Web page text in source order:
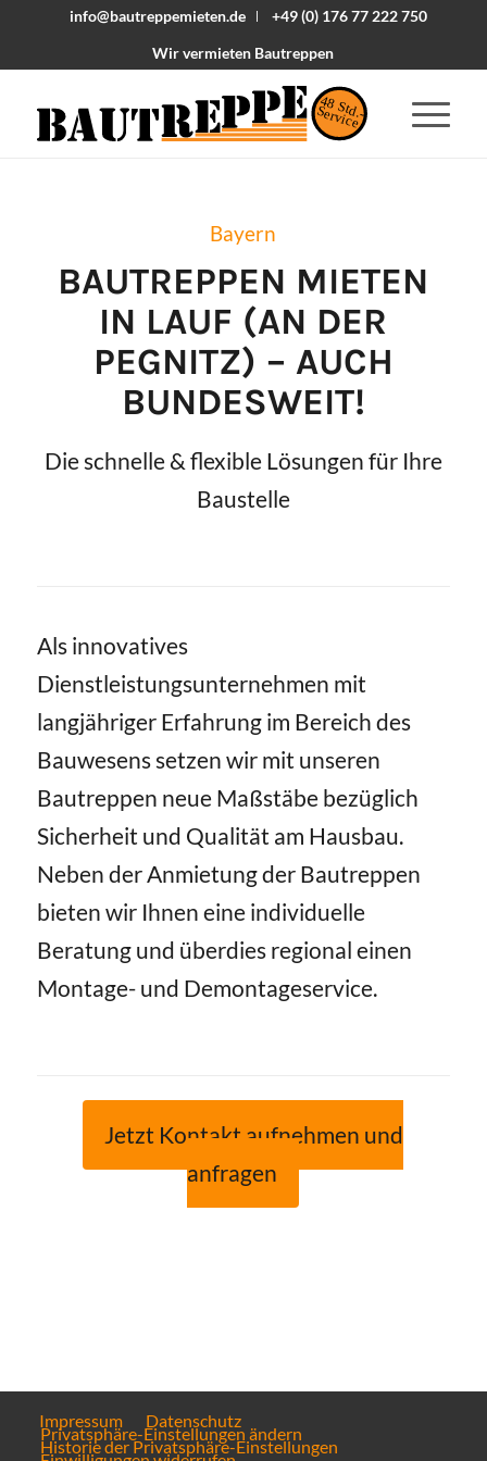
info@bautreppemieten.de
+49 (0) 176 77 222 750
Wir vermieten Bautreppen
48 Std.-
Service
Bayern
BAUTREPPEN MIETEN
IN LAUF (AN DER
PEGNITZ) – AUCH
BUNDESWEIT!
Die schnelle & flexible Lösungen für Ihre
Baustelle
Als innovatives
Dienstleistungsunternehmen mit
langjähriger Erfahrung im Bereich des
Bauwesens setzen wir mit unseren
Bautreppen neue Maßstäbe bezüglich
Sicherheit und Qualität am Hausbau.
Neben der Anmietung der Bautreppen
bieten wir Ihnen eine individuelle
Beratung und überdies regional einen
Montage- und Demontageservice.
Jetzt Kontakt aufnehmen und
anfragen
Impressum Datenschutz
Privatsphäre-Einstellungen ändern
Historie der Privatsphäre-Einstellungen